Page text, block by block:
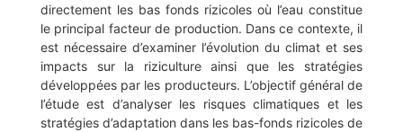
directement les bas fonds rizicoles où l’eau constitue
le principal facteur de production. Dans ce contexte, il
est nécessaire d’examiner l’évolution du climat et ses
impacts sur la riziculture ainsi que les stratégies
développées par les producteurs. L’objectif général de
l’étude est d’analyser les risques climatiques et les
stratégies d’adaptation dans les bas-fonds rizicoles de